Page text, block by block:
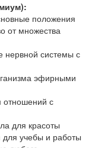
положения
от множества
нервной системы с
эфирными
с
для красоты
учебы и работы